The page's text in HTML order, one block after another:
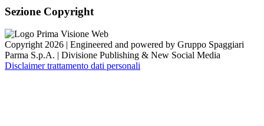
Sezione Copyright
Copyright 2026 | Engineered and powered by Gruppo Spaggiari
Parma S.p.A. | Divisione Publishing & New Social Media
Disclaimer trattamento dati personali